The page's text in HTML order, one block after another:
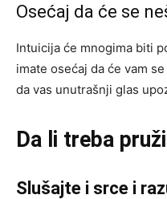
Osećaj da će se
Intuicija će mnogima biti
imate osećaj da će vam
da vas unutrašnji glas
Da li treba
Slušajte i srce i